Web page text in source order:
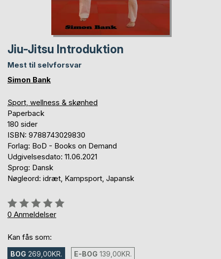
Jiu-Jitsu Introduktion
Mest til selvforsvar
Simon Bank
Sport, wellness & skønhed
Paperback
180 sider
ISBN: 9788743029830
Forlag: BoD - Books on Demand
Udgivelsesdato: 11.06.2021
Sprog: Dansk
Nøgleord: idræt, Kampsport, Japansk
Anmeldelse::
0%
0 Anmeldelser
Kan fås som:
BOG 269,00KR. E-BOG 139,00KR.